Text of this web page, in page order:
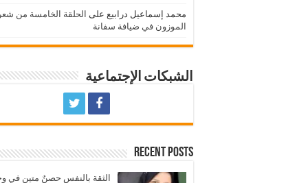
محمد إسماعيل درابيع على الحلقة الخامسة من
الموزون في ضيافة سفانة
الشبكات الإجتماعية
Recent Posts
الثقة بالنفس حصنٌ متين في